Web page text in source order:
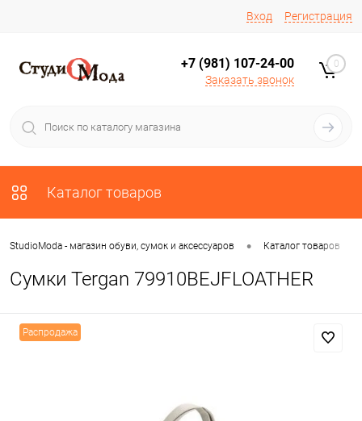
Вход Регистрация
+7 (981) 107-24-00
Заказать звонок
0
Каталог товаров
StudioModa - магазин обуви, сумок и аксессуаров • Каталог товаров
Сумки Tergan 79910BEJFLOATHER
Распродажа